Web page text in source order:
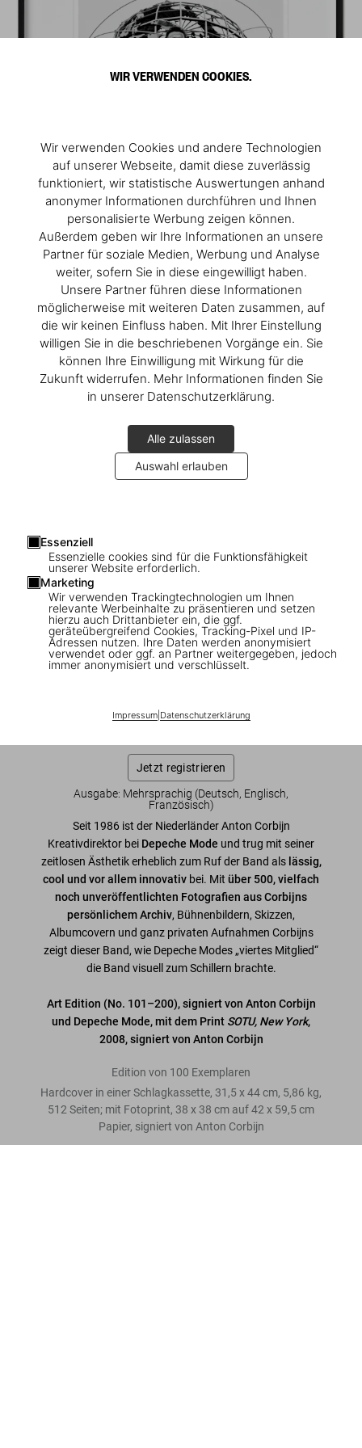
WIR VERWENDEN COOKIES.
Wir verwenden Cookies und andere Technologien
auf unserer Webseite, damit diese zuverlässig
funktioniert, wir statistische Auswertungen anhand
anonymer Informationen durchführen und Ihnen
personalisierte Werbung zeigen können.
Außerdem geben wir Ihre Informationen an unsere
Partner für soziale Medien, Werbung und Analyse
weiter, sofern Sie in diese eingewilligt haben.
Unsere Partner führen diese Informationen
möglicherweise mit weiteren Daten zusammen, auf
die wir keinen Einfluss haben. Mit Ihrer Einstellung
willigen Sie in die beschriebenen Vorgänge ein. Sie
können Ihre Einwilligung mit Wirkung für die
Zukunft widerrufen. Mehr Informationen finden Sie
in unserer Datenschutzerklärung.
Alle zulassen
Auswahl erlauben
Essenziell
Essenzielle cookies sind für die Funktionsfähigkeit
unserer Website erforderlich.
Marketing
Wir verwenden Trackingtechnologien um Ihnen
relevante Werbeinhalte zu präsentieren und setzen
hierzu auch Drittanbieter ein, die ggf.
geräteübergreifend Cookies, Tracking-Pixel und IP-
Adressen nutzen. Ihre Daten werden anonymisiert
verwendet oder ggf. an Partner weitergegeben, jedoch
immer anonymisiert und verschlüsselt.
Impressum| Datenschutzerklärung
SOLD OUT XXL
Depeche Mode by Anton Corbijn. Art
Edition No. 101–200, 'SOTU, New York,
2008'
Diese Ausgabe ist ausverkauft. Gelegentlich werden jedoch
Jetzt registrieren
Ausgabe: Mehrsprachig (Deutsch, Englisch,
Französisch)
Seit 1986 ist der Niederländer Anton Corbijn
Kreativdirektor bei Depeche Mode und trug mit seiner
zeitlosen Ästhetik erheblich zum Ruf der Band als lässig,
cool und vor allem innovativ bei. Mit über 500, vielfach
noch unveröffentlichten Fotografien aus Corbijns
persönlichem Archiv, Bühnenbildern, Skizzen,
Albumcovern und ganz privaten Aufnahmen Corbijns
zeigt dieser Band, wie Depeche Modes „viertes Mitglied“
die Band visuell zum Schillern brachte.
Art Edition (No. 101–200), signiert von Anton Corbijn
und Depeche Mode, mit dem Print SOTU, New York,
2008, signiert von Anton Corbijn
Edition von 100 Exemplaren
Hardcover in einer Schlagkassette, 31,5 x 44 cm, 5,86 kg,
512 Seiten; mit Fotoprint, 38 x 38 cm auf 42 x 59,5 cm
Papier, signiert von Anton Corbijn